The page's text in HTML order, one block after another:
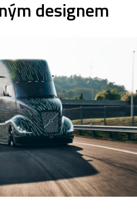
designem